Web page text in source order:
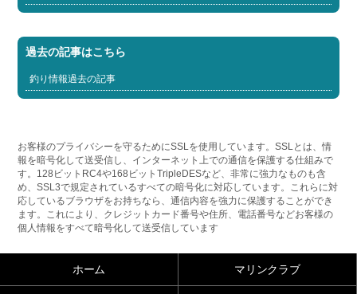
過去の記事はこちら
釣り情報過去の記事
お客様のプライバシーを守るためにSSLを使用しています。SSLとは、情
報を暗号化して送受信し、インターネット上での通信を保護する仕組みで
す。128ビットRC4や168ビットTripleDESなど、非常に強力なものも含
め、SSL3で規定されているすべての暗号化に対応しています。これらに対
応しているブラウザをお持ちなら、通信内容を強力に保護することができ
ます。これにより、クレジットカード番号や住所、電話番号などお客様の
個人情報をすべて暗号化して送受信しています
ホーム マリンクラブ